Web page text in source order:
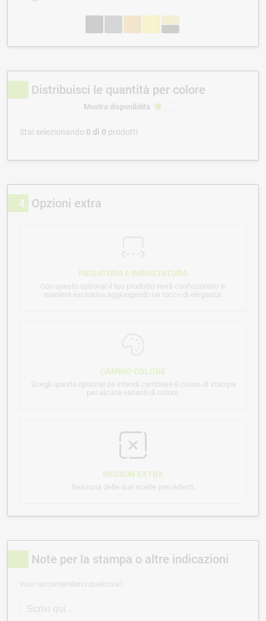
Distribuisci le quantità per colore
Mostra disponibilità
Stai selezionando 0 di 0 prodotti
4 Opzioni extra
PIEGATURA E IMBUSTATURA
Con questo optional il tuo prodotto verrà confezionato in
maniera esclusiva aggiungendo un tocco di eleganza.
CAMBIO COLORE
Scegli questo optional se intendi cambiare il colore di stampa
per alcune varianti di colore.
NESSUN EXTRA
Nessuna delle due scelte precedenti.
Note per la stampa o altre indicazioni
Vuoi raccomandarci qualcosa?